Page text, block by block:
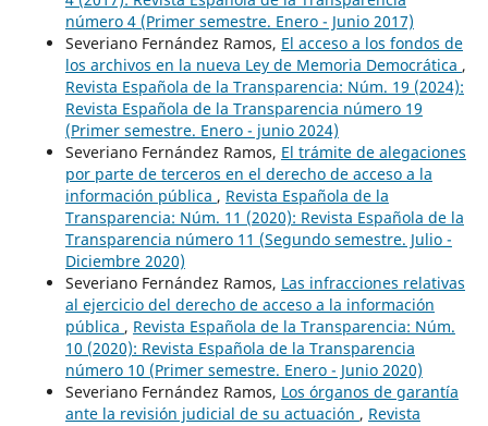
número 4 (Primer semestre. Enero - Junio 2017)
Severiano Fernández Ramos, El acceso a los fondos de
los archivos en la nueva Ley de Memoria Democrática ,
Revista Española de la Transparencia: Núm. 19 (2024):
Revista Española de la Transparencia número 19
(Primer semestre. Enero - junio 2024)
Severiano Fernández Ramos, El trámite de alegaciones
por parte de terceros en el derecho de acceso a la
información pública , Revista Española de la
Transparencia: Núm. 11 (2020): Revista Española de la
Transparencia número 11 (Segundo semestre. Julio -
Diciembre 2020)
Severiano Fernández Ramos, Las infracciones relativas
al ejercicio del derecho de acceso a la información
pública , Revista Española de la Transparencia: Núm.
10 (2020): Revista Española de la Transparencia
número 10 (Primer semestre. Enero - Junio 2020)
Severiano Fernández Ramos, Los órganos de garantía
ante la revisión judicial de su actuación , Revista